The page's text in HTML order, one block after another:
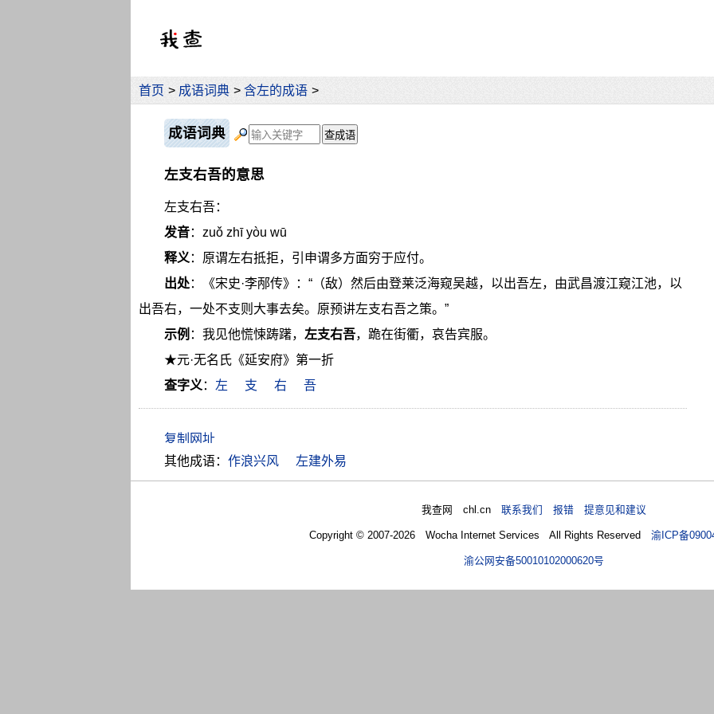
首页 > 成语词典 > 含左的成语 >
成语词典
左支右吾的意思
左支右吾：
发音：zuǒ zhī yòu wū
释义：原谓左右抵拒，引申谓多方面穷于应付。
出处：《宋史·李邴传》：“（敌）然后由登莱泛海窥吴越，以出吾左，由武昌渡江窥江池，以
出吾右，一处不支则大事去矣。原预讲左支右吾之策。”
示例 ：我见他慌悚踌躇， 左支右吾，跪在街衢，哀告宾服。
★元·无名氏《延安府》第一折
查字义： 左 支 右 吾
其他成语： 作浪兴风 左建外易
我查网 chl.cn联系我们 报错 提意见和建议
Copyright © 2007-2026 Wocha Internet Services All Rights Reserved渝ICP备
渝公网安备50010102000620号